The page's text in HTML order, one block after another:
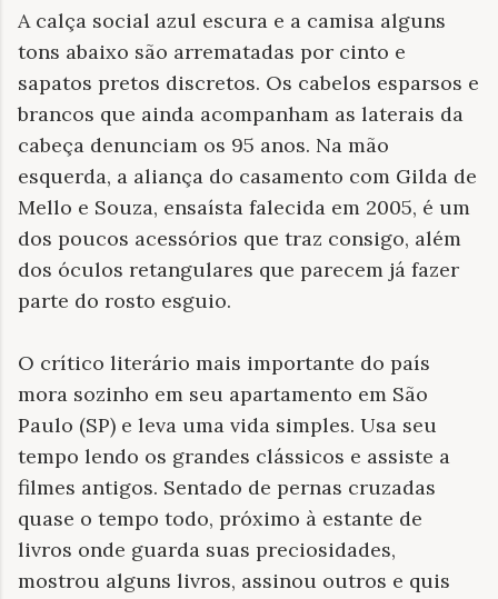
A calça social azul escura e a camisa alguns
tons abaixo são arrematadas por cinto e
sapatos pretos discretos. Os cabelos esparsos e
brancos que ainda acompanham as laterais da
cabeça denunciam os 95 anos. Na mão
esquerda, a aliança do casamento com Gilda de
Mello e Souza, ensaísta falecida em 2005, é um
dos poucos acessórios que traz consigo, além
dos óculos retangulares que parecem já fazer
parte do rosto esguio.
O crítico literário mais importante do país
mora sozinho em seu apartamento em São
Paulo (SP) e leva uma vida simples. Usa seu
tempo lendo os grandes clássicos e assiste a
filmes antigos. Sentado de pernas cruzadas
quase o tempo todo, próximo à estante de
livros onde guarda suas preciosidades,
mostrou alguns livros, assinou outros e quis